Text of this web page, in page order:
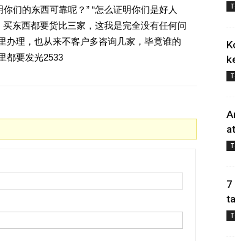
们的东西可靠呢？” “怎么证明你们是好人
东西都要货比三家，这我是完全没有任何问
办理，也从来不客户多咨询几家，毕竟谁的
都要发光2533
7